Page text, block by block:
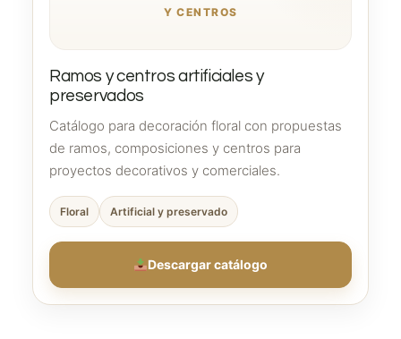
Y CENTROS
Ramos y centros artificiales y
preservados
Catálogo para decoración floral con propuestas
de ramos, composiciones y centros para
proyectos decorativos y comerciales.
Floral Artificial y preservado
Descargar catálogo